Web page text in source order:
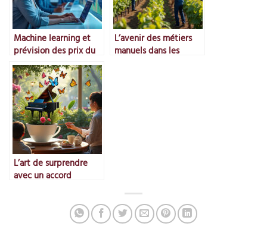
Machine learning et
prévision des prix du
marché
L’avenir des métiers
manuels dans les
L’art de surprendre
avec un accord